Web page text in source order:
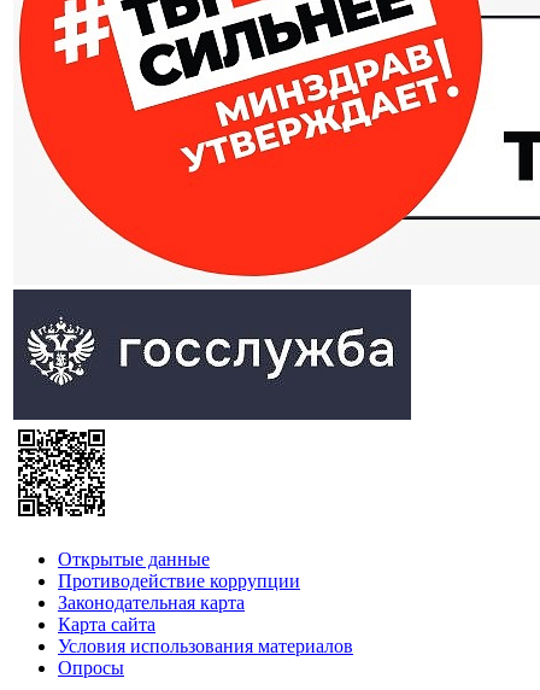
Открытые данные
Противодействие коррупции
Законодательная карта
Карта сайта
Условия использования материалов
Опросы